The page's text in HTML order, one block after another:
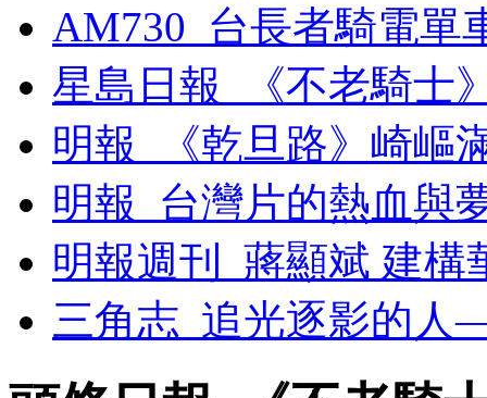
AM730_台長者騎電單
星島日報_《不老騎士
明報_《乾旦路》崎嶇
明報_台灣片的熱血與
明報週刊_蔣顯斌 建構
三角志_追光逐影的人